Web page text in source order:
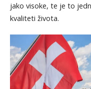
jako visoke, te je to
kvaliteti života.